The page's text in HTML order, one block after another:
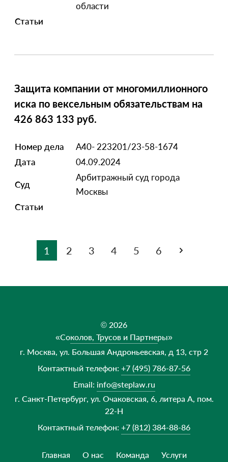
области
Статьи
Защита компании от многомиллионного
иска по вексельным обязательствам на
426 863 133 руб.
Номер дела
А40- 223201/23-58-1674
Дата
04.09.2024
Суд
Арбитражный суд города
Москвы
Статьи
1 2 3 4 5 6
© 2026
«Соколов, Трусов и Партнеры»
г. Москва, ул. Большая Андроньевская, д 13, стр 2
Контактный телефон: +7 (495) 786-87-56
Email: info@steplaw.ru
г. Санкт-Петербург, ул. Очаковская, 6, литера А, пом.
22-Н
Контактный телефон: +7 (812) 384-88-86
Главная О нас Команда Услуги